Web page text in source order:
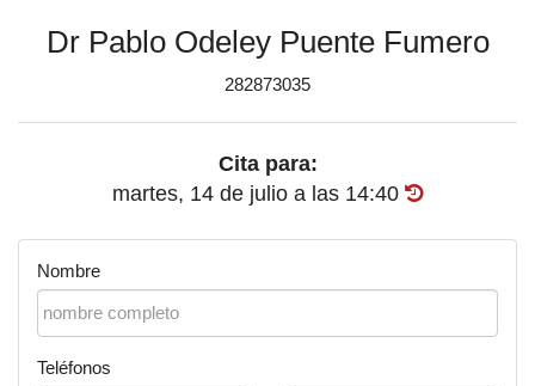
Dr Pablo Odeley Puente Fumero
282873035
Cita para:
martes, 14 de julio a las 14:40
Nombre
Teléfonos